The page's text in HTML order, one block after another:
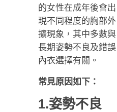
的女性在成年後會出
現不同程度的胸部外
擴現象，其中多數與
長期姿勢不良及錯誤
內衣選擇有關。
常見原因如下：
1.姿勢不良